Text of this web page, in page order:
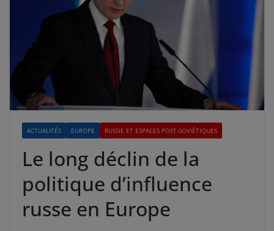
ACTUALITÉS EUROPE RUSSIE ET ESPACES POST-SOVIÉTIQUES
Le long déclin de la
politique d’influence
russe en Europe